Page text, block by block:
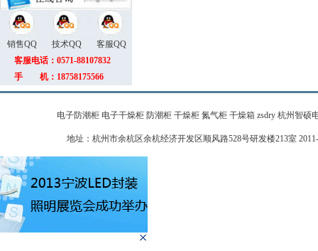
销售QQ 技术QQ
客服QQ
客服电话：0571-88107832
手 机：18758175566
电子防潮柜 电子干燥柜 防潮柜 干燥柜 氮气柜 干燥箱 zsdry 杭州智硕
地址：杭州市余杭区余杭经济开发区顺风路528号研发楼213室 2011-